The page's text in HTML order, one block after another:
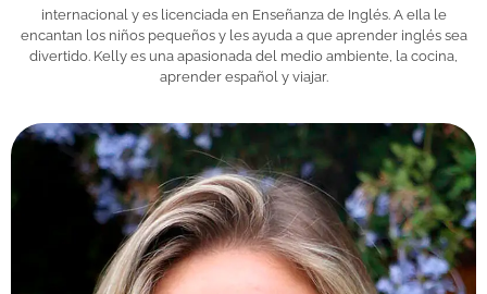
internacional y es licenciada en Enseñanza de Inglés. A eIla le
encantan los niños pequeños y les ayuda a que aprender inglés sea
divertido. Kelly es una apasionada del medio ambiente, la cocina,
aprender español y viajar.